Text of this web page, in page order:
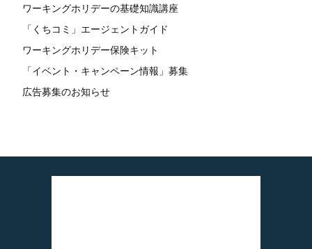
ワーキングホリデーの基礎知識講座
「くちコミ」エージェントガイド
ワーキングホリデー保険キット
「イベント・キャンペーン情報」募集
広告募集のお知らせ